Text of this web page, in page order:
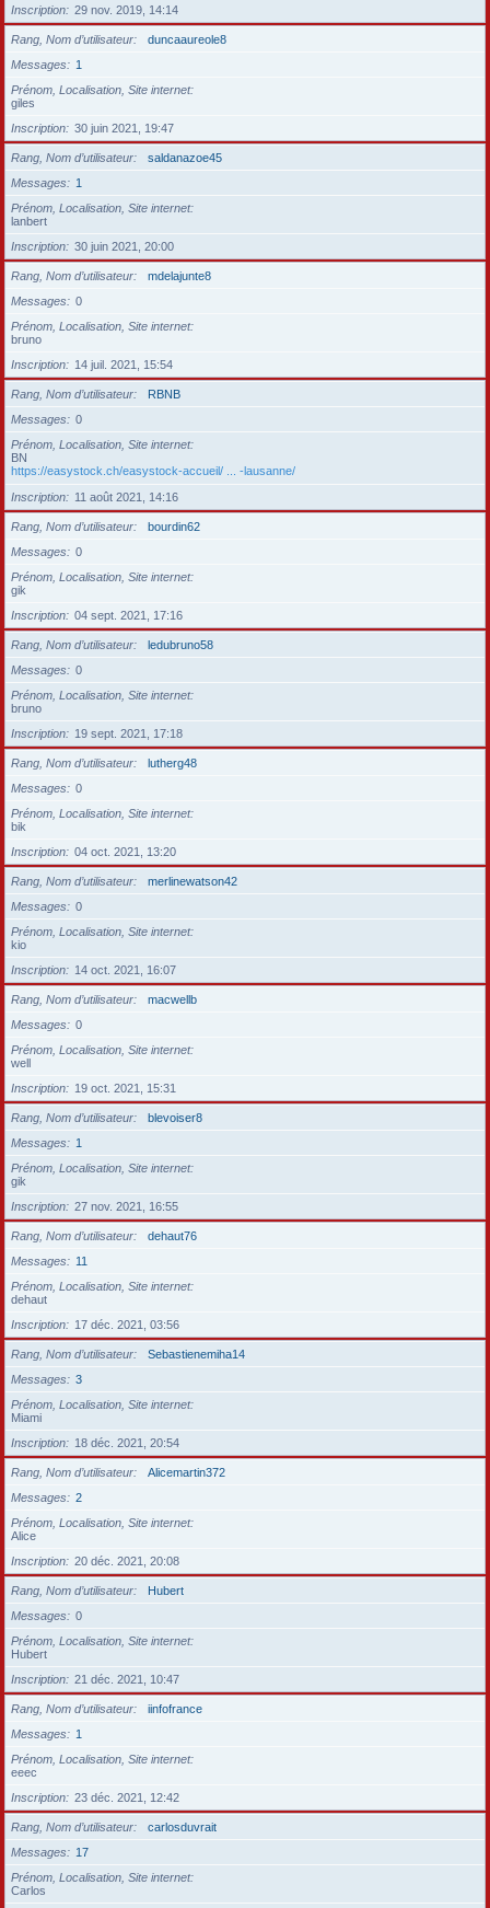
Inscription 29 nov. 2019, 14:14
Rang, Nom d’utilisateur
duncaaureole8
Messages
1
Prénom, Localisation, Site internet
giles
Inscription
30 juin 2021, 19:47
Rang, Nom d’utilisateur
saldanazoe45
Messages
1
Prénom, Localisation, Site internet
lanbert
Inscription
30 juin 2021, 20:00
Rang, Nom d’utilisateur
mdelajunte8
Messages
0
Prénom, Localisation, Site internet
bruno
Inscription
14 juil. 2021, 15:54
Rang, Nom d’utilisateur
RBNB
Messages
0
Prénom, Localisation, Site internet
BN
https://easystock.ch/easystock-accueil/ ... -lausanne/
Inscription
11 août 2021, 14:16
Rang, Nom d’utilisateur
bourdin62
Messages
0
Prénom, Localisation, Site internet
gik
Inscription
04 sept. 2021, 17:16
Rang, Nom d’utilisateur
ledubruno58
Messages
0
Prénom, Localisation, Site internet
bruno
Inscription
19 sept. 2021, 17:18
Rang, Nom d’utilisateur
lutherg48
Messages
0
Prénom, Localisation, Site internet
bik
Inscription
04 oct. 2021, 13:20
Rang, Nom d’utilisateur
merlinewatson42
Messages
0
Prénom, Localisation, Site internet
kio
Inscription
14 oct. 2021, 16:07
Rang, Nom d’utilisateur
macwellb
Messages
0
Prénom, Localisation, Site internet
well
Inscription
19 oct. 2021, 15:31
Rang, Nom d’utilisateur
blevoiser8
Messages
1
Prénom, Localisation, Site internet
gik
Inscription
27 nov. 2021, 16:55
Rang, Nom d’utilisateur
dehaut76
Messages
11
Prénom, Localisation, Site internet
dehaut
Inscription
17 déc. 2021, 03:56
Rang, Nom d’utilisateur
Sebastienemiha14
Messages
3
Prénom, Localisation, Site internet
Miami
Inscription
18 déc. 2021, 20:54
Rang, Nom d’utilisateur
Alicemartin372
Messages
2
Prénom, Localisation, Site internet
Alice
Inscription
20 déc. 2021, 20:08
Rang, Nom d’utilisateur
Hubert
Messages
0
Prénom, Localisation, Site internet
Hubert
Inscription
21 déc. 2021, 10:47
Rang, Nom d’utilisateur
iinfofrance
Messages
1
Prénom, Localisation, Site internet
eeec
Inscription
23 déc. 2021, 12:42
Rang, Nom d’utilisateur
carlosduvrait
Messages
17
Prénom, Localisation, Site internet
Carlos